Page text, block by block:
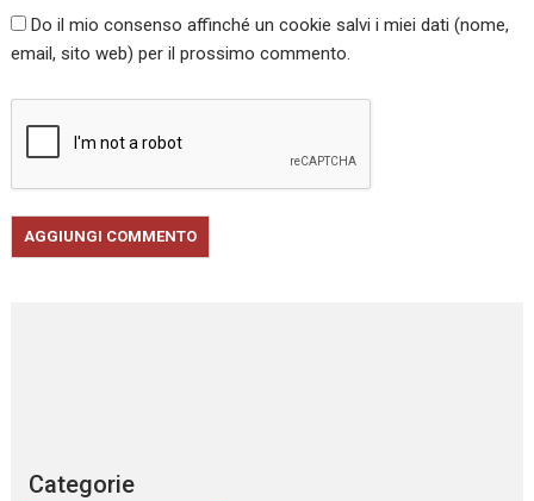
Do il mio consenso affinché un cookie salvi i miei dati (nome,
email, sito web) per il prossimo commento.
Categorie